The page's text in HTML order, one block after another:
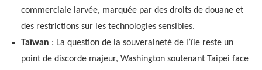
commerciale larvée, marquée par des droits de douane et
des restrictions sur les technologies sensibles.
Taïwan : La question de la souveraineté de l’île reste un
point de discorde majeur, Washington soutenant Taipei face